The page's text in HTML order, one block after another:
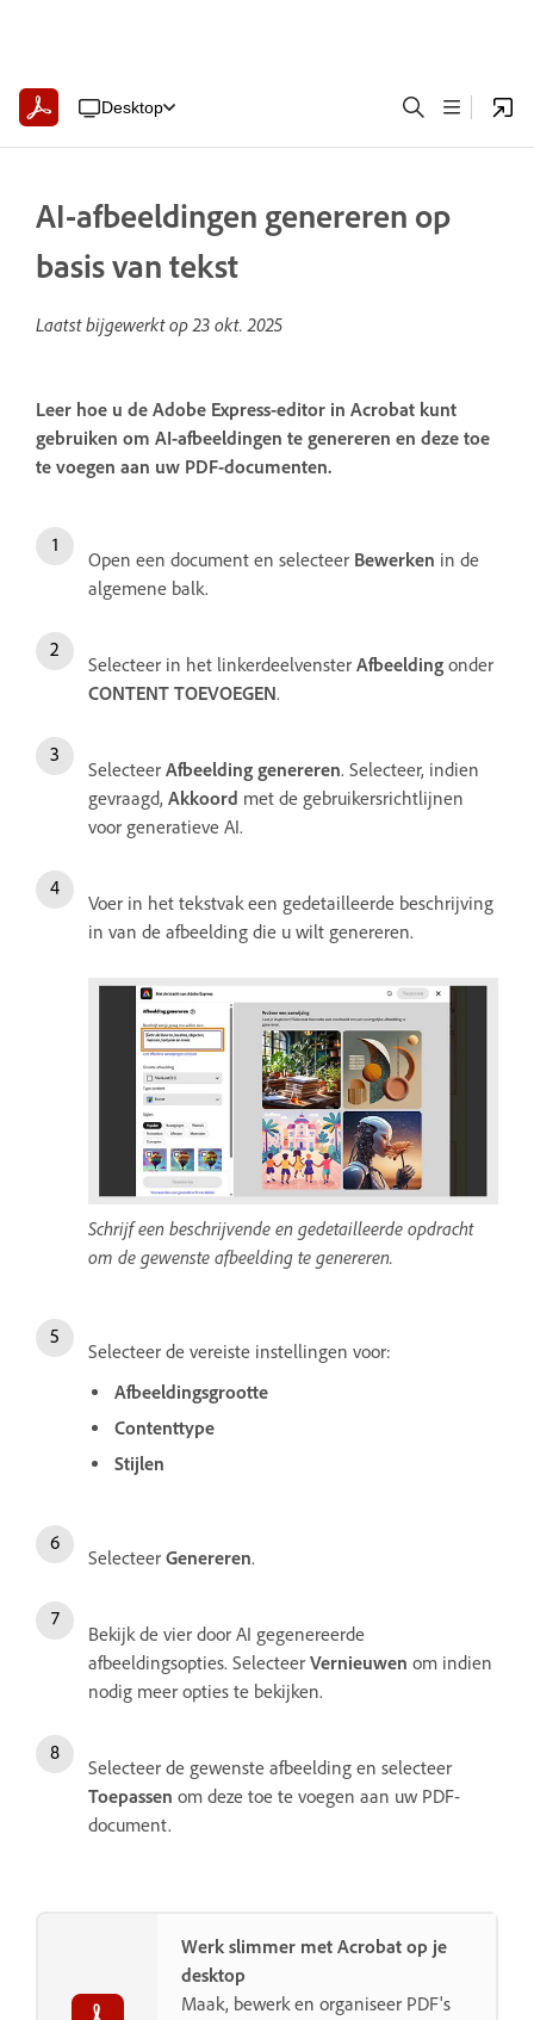
Desktop
AI-afbeeldingen genereren op
basis van tekst
Laatst bijgewerkt op23 okt. 2025
Leer hoe u de Adobe Express-editor in Acrobat kunt
gebruiken om AI-afbeeldingen te genereren en deze toe
te voegen aan uw PDF-documenten.
Open een document en selecteer Bewerken in de
algemene balk.
Selecteer in het linkerdeelvenster Afbeelding onder
CONTENT TOEVOEGEN.
Selecteer Afbeelding genereren. Selecteer, indien
gevraagd, Akkoord met de gebruikersrichtlijnen
voor generatieve AI.
Voer in het tekstvak een gedetailleerde beschrijving
in van de afbeelding die u wilt genereren.
Schrijf een beschrijvende en gedetailleerde opdracht
om de gewenste afbeelding te genereren.
Selecteer de vereiste instellingen voor:
Afbeeldingsgrootte
Contenttype
Stijlen
Selecteer Genereren.
Bekijk de vier door AI gegenereerde
afbeeldingsopties. Selecteer Vernieuwen om indien
nodig meer opties te bekijken.
Selecteer de gewenste afbeelding en selecteer
Toepassen om deze toe te voegen aan uw PDF-
document.
Werk slimmer met Acrobat op je
desktop
Maak, bewerk en organiseer PDF's